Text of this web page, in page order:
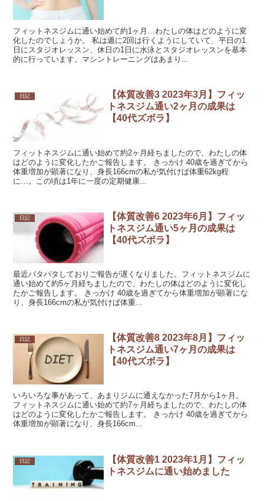
フィットネスジムに通い始めて約1ヶ月…わたしの体はどのように変
化したのでしょうか。 私は週に2回は行くようにしていて、平日の1
日にスタジオレッスン、休日の1日に水泳とスタジオレッスンを基本
的に行っています。マシントレーニングはあまり...
日記
【体質改善3 2023年3月】フィッ
トネスジム通い2ヶ月の成果は
【40代ズボラ】
フィットネスジムに通い始めて約2ヶ月経ちましたので、わたしの体
はどのように変化したかご報告します。 きっかけ 40歳を過ぎてから
体重増加が顕著になり、身長166cmの私が気付けば体重62kg程
に…。この頃は1年に一度の定期健康...
日記
【体質改善6 2023年6月】フィッ
トネスジム通い5ヶ月の成果は
【40代ズボラ】
最近バタバタしておりご報告が遅くなりました。フィットネスジムに
通い始めて約5ヶ月経ちましたので、わたしの体はどのように変化し
たかご報告します。 きっかけ 40歳を過ぎてから体重増加が顕著にな
り、身長166cmの私が気付けば体重...
日記
【体質改善8 2023年8月】フィッ
トネスジム通い7ヶ月の成果は
【40代ズボラ】
いろいろな事があって、あまりジムに通えなかった7月から1ヶ月。
フィットネスジムに通い始めて約7ヶ月経ちましたので、わたしの体
はどのように変化したかご報告します。 きっかけ 40歳を過ぎてから
体重増加が顕著になり、身長166cm...
日記
【体質改善1 2023年1月】フィッ
トネスジムに通い始めました